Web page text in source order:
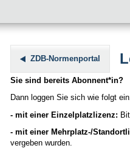
ZDB-Normenportal
Sie sind bereits Abonnent*in?
Dann loggen Sie sich wie folgt
- mit einer Einzelplatzlizenz:
- mit einer Mehrplatz-/
vergeben wurden.